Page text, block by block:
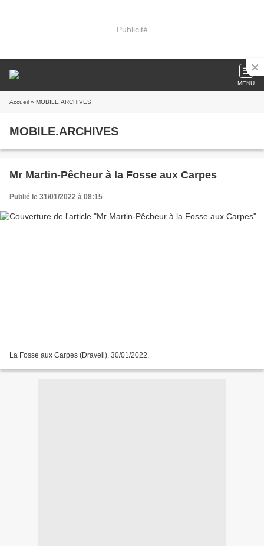
Publicité
MENU
Accueil » MOBILE.ARCHIVES
MOBILE.ARCHIVES
Mr Martin-Pêcheur à la Fosse aux Carpes
Publié le 31/01/2022 à 08:15
La Fosse aux Carpes (Draveil). 30/01/2022.